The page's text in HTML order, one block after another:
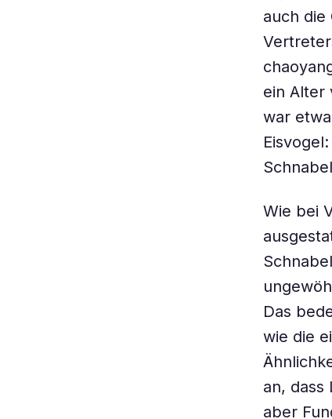
auch die
ein Alter
war
Wie bei
Das
wie die
an, dass
aber